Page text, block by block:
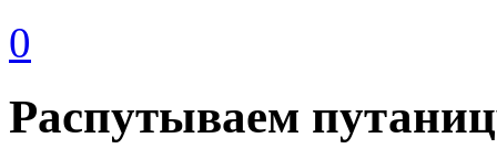
0
Распутываем